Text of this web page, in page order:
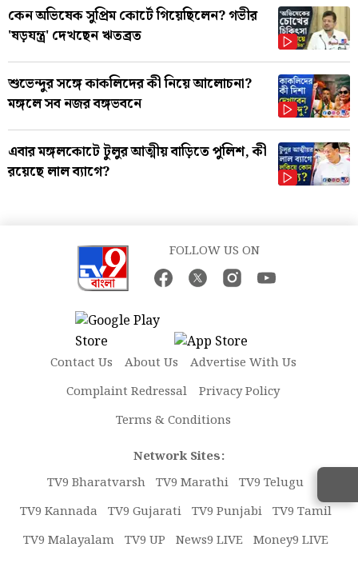
কেন অভিষেক সুপ্রিম কোর্টে গিয়েছিলেন? গভীর
'ষড়যন্ত্র' দেখছেন ঋতব্রত
শুভেন্দুর সঙ্গে কাকলিদের কী নিয়ে আলোচনা?
মঙ্গলে সব নজর বঙ্গভবনে
এবার মঙ্গলকোটে টুলুর আত্মীয় বাড়িতে পুলিশ, কী
রয়েছে লাল ব্যাগে?
FOLLOW US ON
Contact Us About Us
Advertise With Us
Complaint Redressal
Privacy Policy
Terms & Conditions
Network Sites:
TV9 Bharatvarsh TV9 Marathi TV9 Telugu
TV9 Kannada TV9 Gujarati TV9 Punjabi TV9 Tamil
TV9 Malayalam TV9 UP News9 LIVE Money9 LIVE